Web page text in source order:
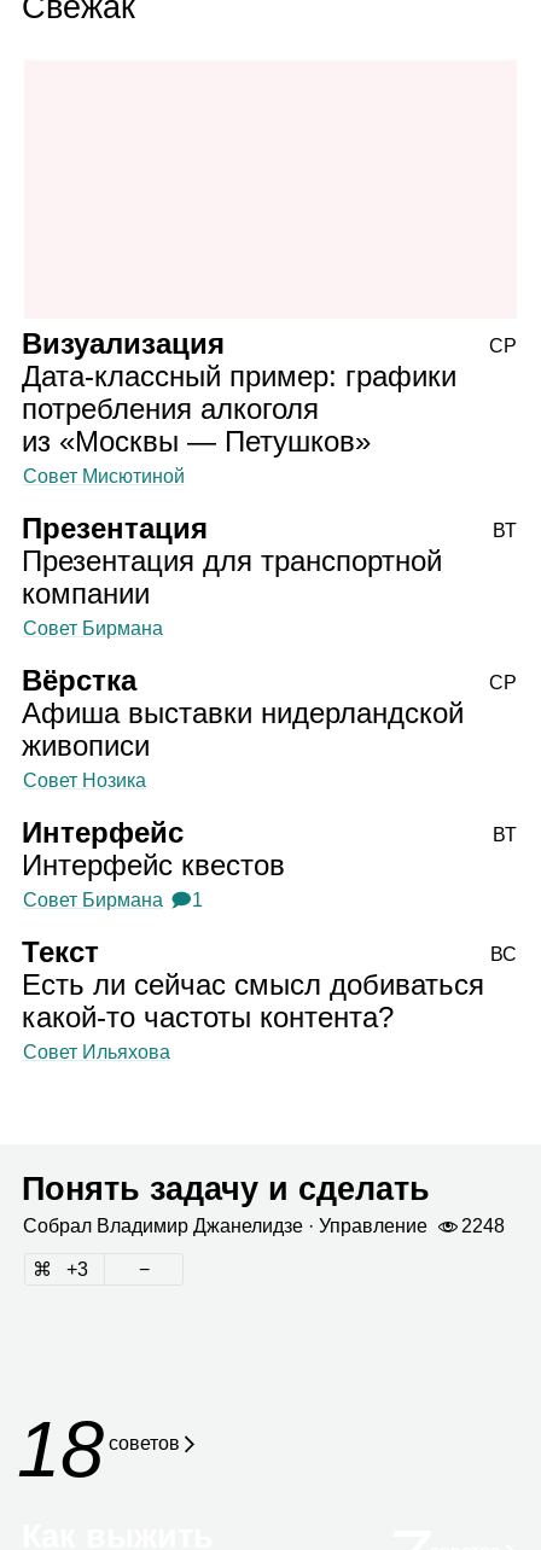
Свежак
Визуализация
Дата‑классный пример: графики
потребления алкоголя
из «Москвы — Петушков»
Совет Мисютиной
СР
Презентация
Презентация для транспортной
компании
Совет Бирмана
ВТ
Вёрстка
Афиша выставки нидерландской
живописи
Совет Нозика
СР
Интерфейс
Интерфейс квестов
Совет Бирмана 🗩1
ВТ
Текст
Есть ли сейчас смысл добиваться
какой‑то частоты контента?
Совет Ильяхова
ВС
Понять задачу и сделать
Собрал Вла­ди­мир Джа­не­лидзе· Управ­ле­ние 2248
3
18 сове­тов